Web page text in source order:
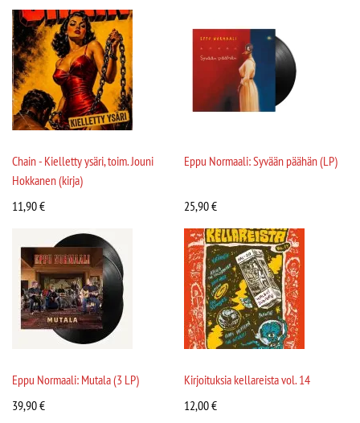
Chain - Kielletty ysäri, toim. Jouni
Hokkanen (kirja)
11,90€
Eppu Normaali: Syvään päähän (LP)
25,90€
Eppu Normaali: Mutala (3 LP)
39,90€
Kirjoituksia kellareista vol. 14
12,00€